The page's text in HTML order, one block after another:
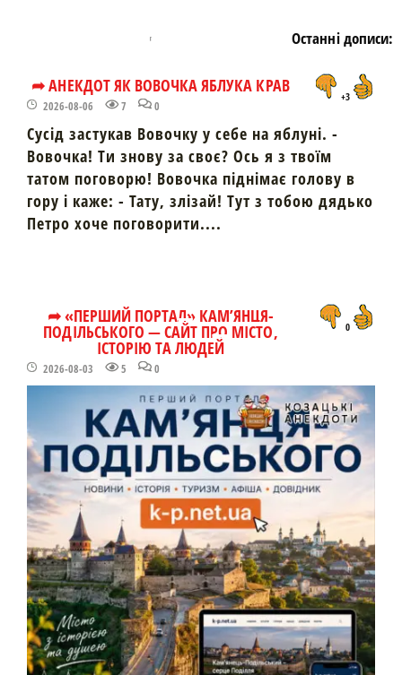
Останні дописи:
➦ АНЕКДОТ ЯК ВОВОЧКА ЯБЛУКА КРАВ
2026-08-06 7 0
+3
Сусід застукав Вовочку у себе на яблуні. -
Вовочка! Ти знову за своє? Ось я з твоїм
татом поговорю! Вовочка піднімає голову в
гору і каже: - Тату, злізай! Тут з тобою дядько
Петро хоче поговорити....
➦ «ПЕРШИЙ ПОРТАЛ» КАМ’ЯНЦЯ-
ПОДІЛЬСЬКОГО — САЙТ ПРО МІСТО,
ІСТОРІЮ ТА ЛЮДЕЙ
2026-08-03 5 0
0